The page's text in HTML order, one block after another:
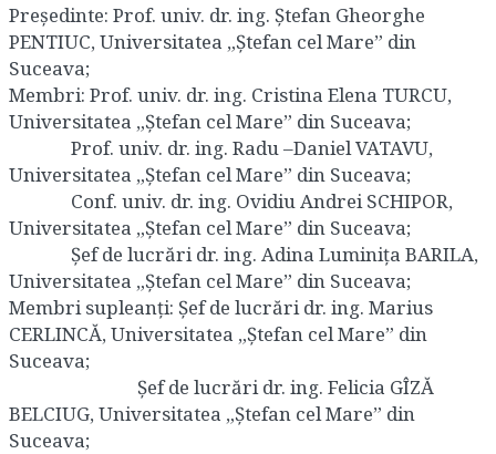
Preşedinte: Prof. univ. dr. ing. Ștefan Gheorghe
PENTIUC, Universitatea „Ştefan cel Mare” din
Suceava;
Membri: Prof. univ. dr. ing. Cristina Elena TURCU,
Universitatea „Ştefan cel Mare” din Suceava;
Prof. univ. dr. ing. Radu –Daniel VATAVU,
Universitatea „Ştefan cel Mare” din Suceava;
Conf. univ. dr. ing. Ovidiu Andrei SCHIPOR,
Universitatea „Ştefan cel Mare” din Suceava;
Şef de lucrări dr. ing. Adina Luminița BARILA,
Universitatea „Ştefan cel Mare” din Suceava;
Membri supleanţi: Şef de lucrări dr. ing. Marius
CERLINCĂ, Universitatea „Ştefan cel Mare” din
Suceava;
Şef de lucrări dr. ing. Felicia GÎZĂ
BELCIUG, Universitatea „Ştefan cel Mare” din
Suceava;